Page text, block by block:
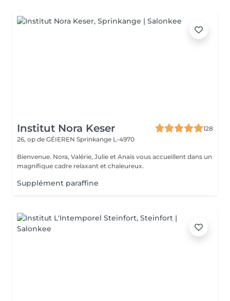
Institut Nora Keser
128
26, op de GÉIEREN Sprinkange L-4970
Bienvenue. Nora, Valérie, Julie et Anaïs vous accueillent dans un
magnifique cadre relaxant et chaleureux.
Supplément paraffine